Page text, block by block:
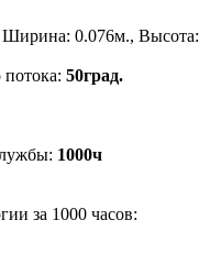
Ширина: 0.076м., Высота:
потока: 50град.
1000ч
за 1000 часов: